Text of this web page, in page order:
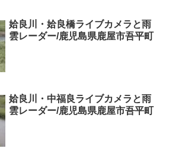
姶良川・姶良橋ライブカメラと雨
雲レーダー/鹿児島県鹿屋市吾平町
姶良川・中福良ライブカメラと雨
雲レーダー/鹿児島県鹿屋市吾平町